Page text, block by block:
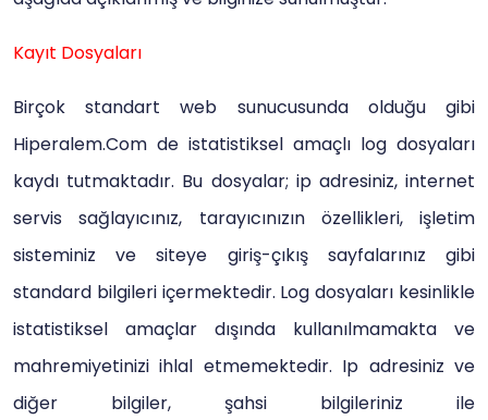
Kayıt Dosyaları
Birçok standart web sunucusunda olduğu gibi
Hiperalem.Com de istatistiksel amaçlı log dosyaları
kaydı tutmaktadır. Bu dosyalar; ip adresiniz, internet
servis sağlayıcınız, tarayıcınızın özellikleri, işletim
sisteminiz ve siteye giriş-çıkış sayfalarınız gibi
standard bilgileri içermektedir. Log dosyaları kesinlikle
istatistiksel amaçlar dışında kullanılmamakta ve
mahremiyetinizi ihlal etmemektedir. Ip adresiniz ve
diğer bilgiler, şahsi bilgileriniz ile